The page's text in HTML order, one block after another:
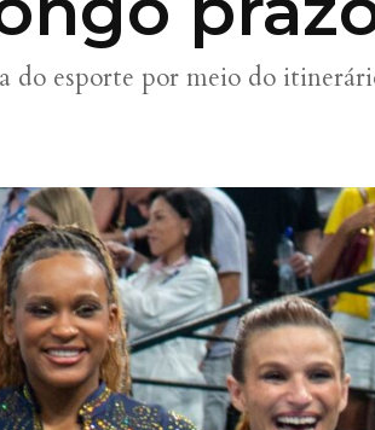
do esporte por meio do